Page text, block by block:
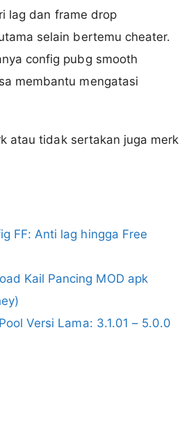
lag dan frame drop
selain bertemu cheater.
config pubg smooth
membantu mengatasi
atau tidak sertakan juga merk
FF: Anti lag hingga Free
Kail Pancing MOD apk
Versi Lama: 3.1.01 – 5.0.0